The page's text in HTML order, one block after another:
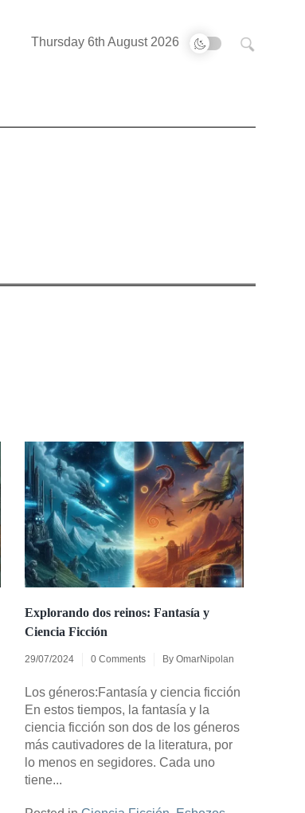
Thursday 6th August 2026
Explorando dos reinos: Fantasía y
Ciencia Ficción
29/07/2024 0 Comments By OmarNipolan
Los géneros:Fantasía y ciencia ficción
En estos tiempos, la fantasía y la
ciencia ficción son dos de los géneros
más cautivadores de la literatura, por
lo menos en segidores. Cada uno
tiene...